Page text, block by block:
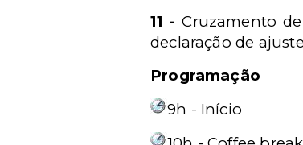
11 - Cruzamento
declaração de
Programação
9h - Início